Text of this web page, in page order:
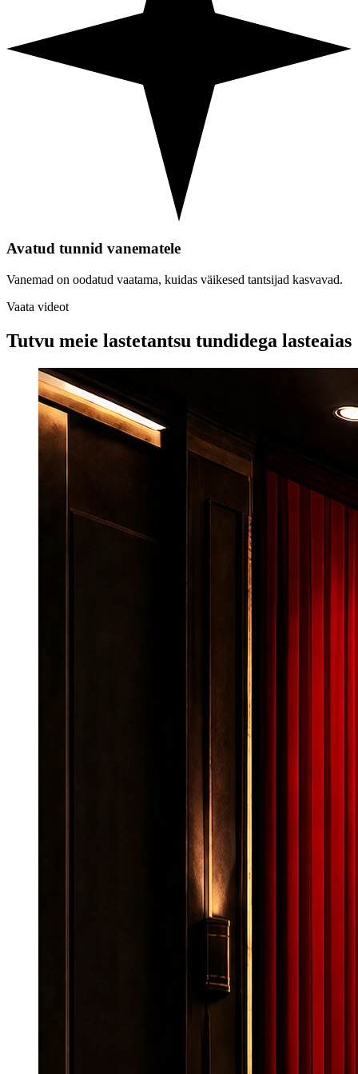
Avatud tunnid vanematele
Vanemad on oodatud vaatama, kuidas väikesed tantsijad kasvavad.
Vaata videot
Tutvu meie lastetantsu tundidega lasteaias